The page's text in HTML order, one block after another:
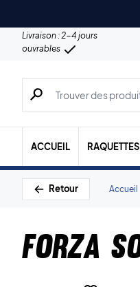
Livraison : 2-4 jours
ouvrables
Recherche de
ACCUEIL RAQUETTES
Retour Accueil
Forza